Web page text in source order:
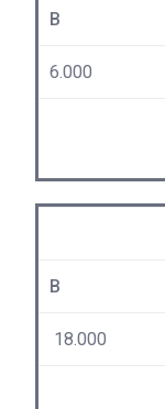
B
6.000
B
18.000